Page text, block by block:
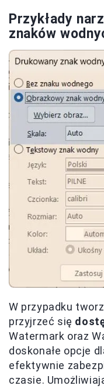
Przykłady
znaków
W przypadku
przyjrzeć się
Watermark oraz
doskonałe opcje
efektywnie
czasie.